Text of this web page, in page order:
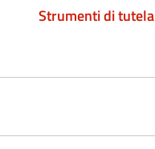
Strumenti di tutela